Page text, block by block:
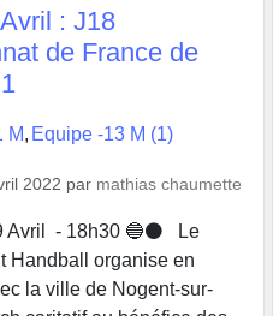
: J18
de France de
M Equipe -13 M (1)
2022 par mathias chaumette
Avril - 18h30 🔵⚫️ Le
Handball organise en
la ville de Nogent-sur-